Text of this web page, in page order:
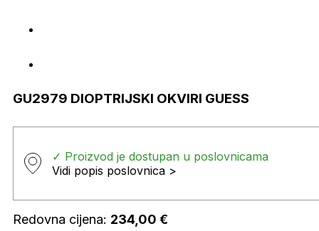
GU2979 DIOPTRIJSKI OKVIRI GUESS
✓ Proizvod je dostupan u poslovnicama
Vidi popis poslovnica >
Redovna cijena: 234,00 €